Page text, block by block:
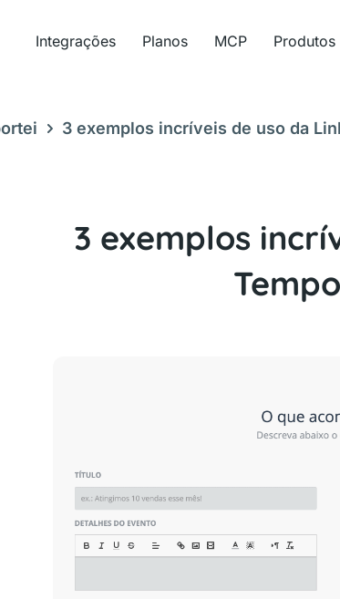
Integrações Planos MCP Produtos
3 exemplos incríveis de uso da
3 exemplos